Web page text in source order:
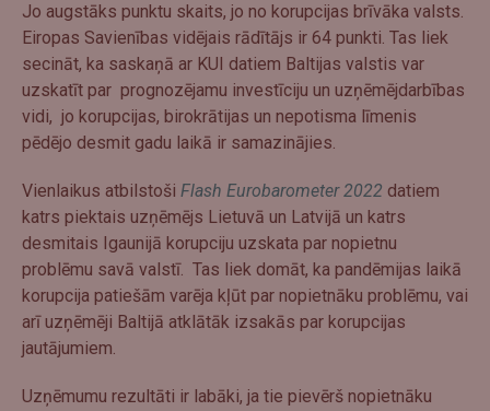
Jo augstāks punktu skaits, jo no korupcijas brīvāka valsts.
Eiropas Savienības vidējais rādītājs ir 64 punkti. Tas liek
secināt, ka saskaņā ar KUI datiem Baltijas valstis var
uzskatīt par prognozējamu investīciju un uzņēmējdarbības
vidi, jo korupcijas, birokrātijas un nepotisma līmenis
pēdējo desmit gadu laikā ir samazinājies.
Vienlaikus atbilstoši Flash Eurobarometer 2022 datiem
katrs piektais uzņēmējs Lietuvā un Latvijā un katrs
desmitais Igaunijā korupciju uzskata par nopietnu
problēmu savā valstī. Tas liek domāt, ka pandēmijas laikā
korupcija patiešām varēja kļūt par nopietnāku problēmu, vai
arī uzņēmēji Baltijā atklātāk izsakās par korupcijas
jautājumiem.
Uzņēmumu rezultāti ir labāki, ja tie pievērš nopietnāku